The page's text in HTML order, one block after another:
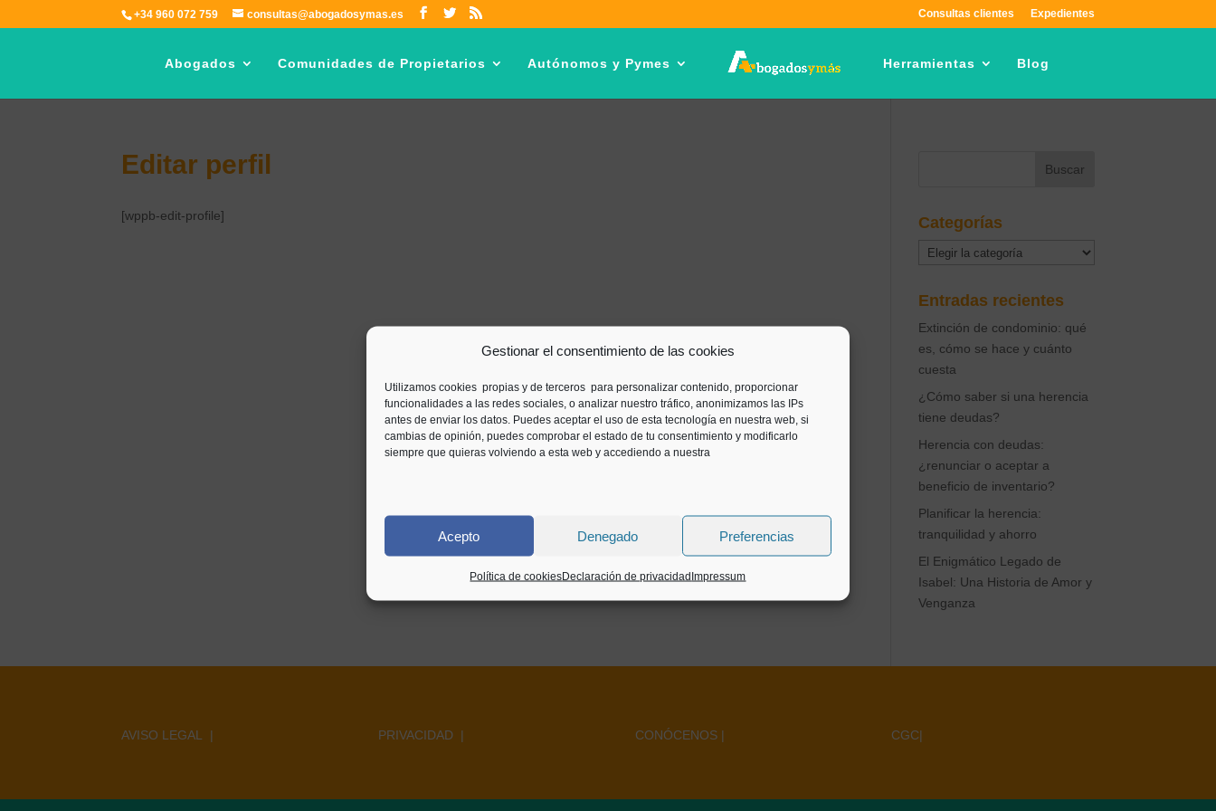
Gestionar el consentimiento de las cookies
Utilizamos cookies propias y de terceros para personalizar contenido, proporcionar
funcionalidades a las redes sociales, o analizar nuestro tráfico, anonimizamos las IPs
antes de enviar los datos. Puedes aceptar el uso de esta tecnología en nuestra web, si
cambias de opinión, puedes comprobar el estado de tu consentimiento y modificarlo
siempre que quieras volviendo a esta web y accediendo a nuestra
Acepto Denegado Preferencias
Política de cookiesDeclaración de privacidadImpressum
+34 960 072 759 consultas@abogadosymas.es Consultas clientes Expedientes
Abogados Comunidades de Propietarios Autónomos y Pymes Herramientas Blog
Editar perfil
[wppb-edit-profile] Categorías
Categorías
Entradas recientes
Extinción de condominio: qué
es, cómo se hace y cuánto
cuesta
¿Cómo saber si una herencia
tiene deudas?
Herencia con deudas:
¿renunciar o aceptar a
beneficio de inventario?
Planificar la herencia:
tranquilidad y ahorro
El Enigmático Legado de
Isabel: Una Historia de Amor y
Venganza
AVISO LEGAL | PRIVACIDAD | CONÓCENOS | CGC|